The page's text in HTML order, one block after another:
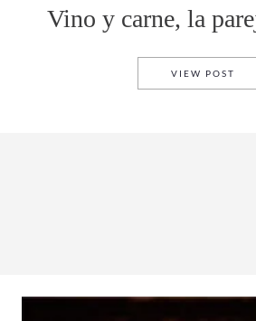
Vino y carne, la
VIEW POST